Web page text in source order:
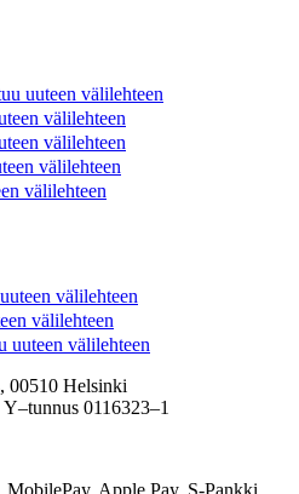
uuteen välilehteen
välilehteen
välilehteen
välilehteen
välilehteen
välilehteen
välilehteen
uuteen välilehteen
00510 Helsinki
Y–tunnus 0116323–1
Apple Pay, S-Pankki,